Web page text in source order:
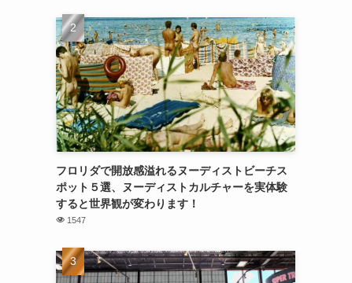
フロリダで開放感溢れるヌーディストビーチス
ポット５選、ヌーディストカルチャーを実体験
すると世界観が変わります！
1547